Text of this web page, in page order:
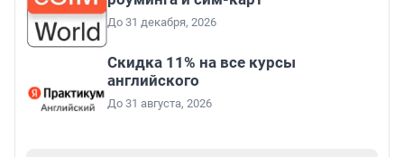
До 31 декабря, 2026
Скидка 11% на все курсы
английского
До 31 августа, 2026